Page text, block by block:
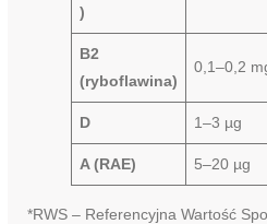
)
B2
(ryboflawina)
0,1–0,2
D 1–3 µg
A (RAE) 5–20 µg
*RWS – Referencyjna Wartość